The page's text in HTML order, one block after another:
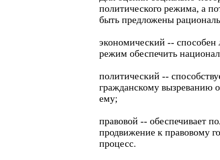
политического режима, а
быть предложены
экономический --
режим обеспечить
политический --
гражданскому вызреванию
ему;
правовой -- обеспечивает
продвижение к правовому
процесс.